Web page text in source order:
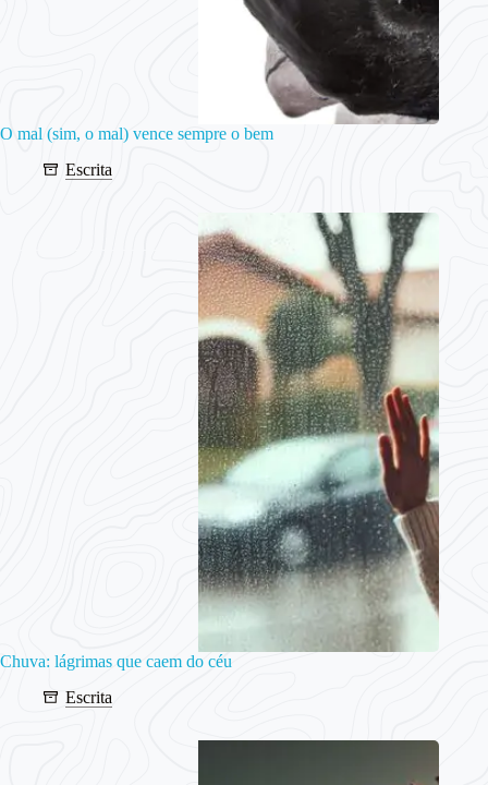
O mal (sim, o mal) vence sempre o bem
Escrita
Chuva: lágrimas que caem do céu
Escrita